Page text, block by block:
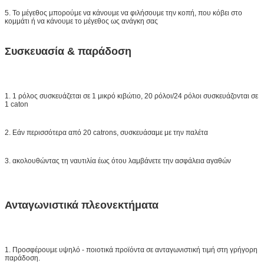
5. Το μέγεθος μπορούμε να κάνουμε να φιλήσουμε την κοπή, που κόβει στο
κομμάτι ή να κάνουμε το μέγεθος ως ανάγκη σας
Συσκευασία & παράδοση
1. 1 ρόλος συσκευάζεται σε 1 μικρό κιβώτιο, 20 ρόλοι/24 ρόλοι συσκευάζονται σε
1 caton
2. Εάν περισσότερα από 20 catrons, συσκευάσαμε με την παλέτα
3. ακολουθώντας τη ναυτιλία έως ότου λαμβάνετε την ασφάλεια αγαθών
Ανταγωνιστικά πλεονεκτήματα
1. Προσφέρουμε υψηλό - ποιοτικά προϊόντα σε ανταγωνιστική τιμή στη γρήγορη
παράδοση.